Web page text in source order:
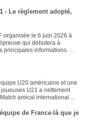
- Le règlement adopté,
organisée le 6 juin 2026 à
qui débutera à
principales informations. ...
U20 américaine et une
U21 a nettement
amical international ...
de France-là que je